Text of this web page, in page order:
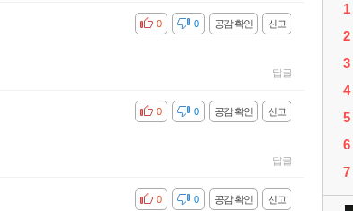
신고
공감 확인
비공감 0
0
답글
신고
공감 확인
비공감 0
0
답글
신고
공감 확인
비공감 0
0
1
2
3
4
5
6
7